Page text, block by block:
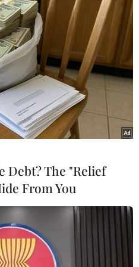
Gia Túc đề nghị Bộ
với các bộ, cơ quan liên
giá toàn diện quá trình triển
toàn quốc.
Debt? The "Relief
From You